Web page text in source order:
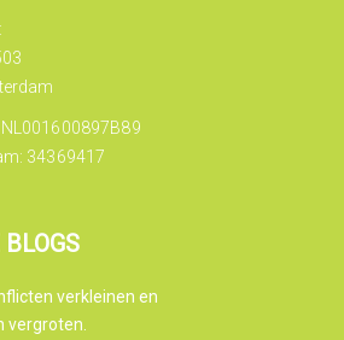
34369417
verkleinen en
vergroten.